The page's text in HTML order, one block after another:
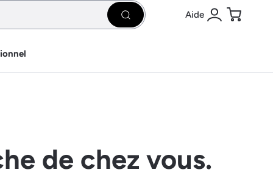
Rechercher Aide
Se connecter
Panier
de chez vous.